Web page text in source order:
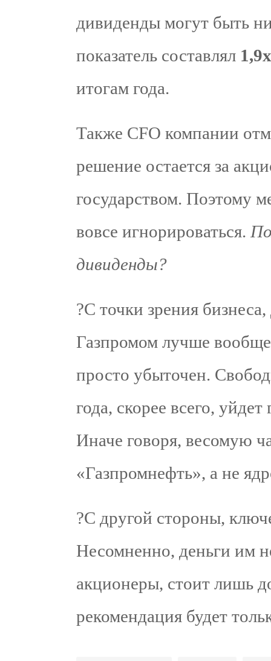
дивиденды могут быть
показатель составлял
итогам года.
Также CFO компании
решение остается за
государством. Поэтому
вовсе игнорироваться.
дивиденды?
?С точки зрения
Газпромом лучше
просто убыточен.
года, скорее всего,
Иначе говоря, весомую
«Газпромнефть», а не
?С другой стороны,
Несомненно, деньги им
акционеры, стоит лишь
рекомендация будет